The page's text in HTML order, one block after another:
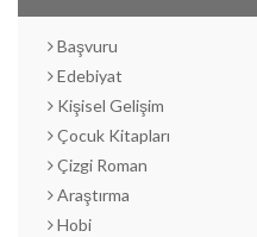
Başvuru
Edebiyat
Kişisel Gelişim
Çocuk Kitapları
Çizgi Roman
Araştırma
Hobi